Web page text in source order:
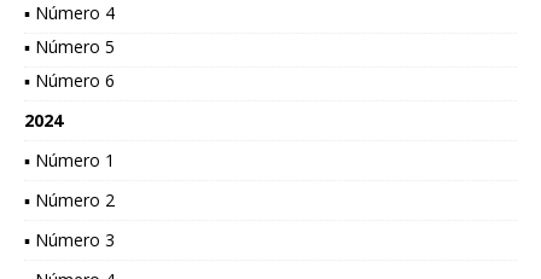
▪ Número 4
▪ Número 5
▪ Número 6
2024
▪ Número 1
▪ Número 2
▪ Número 3